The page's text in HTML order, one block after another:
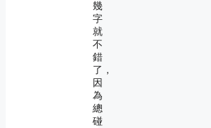
幾
字
就
不
錯
了，
因
為
總
碰